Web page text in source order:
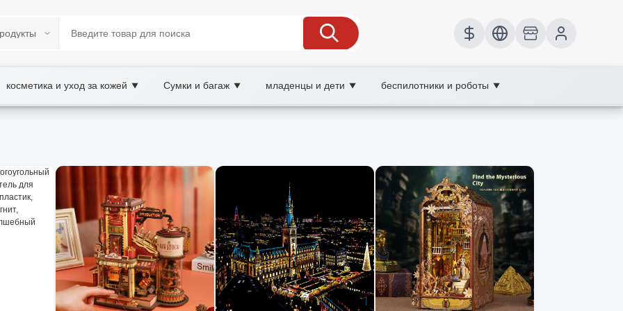
косметика и уход за кожей ▼ Сумки и багаж ▼ младенцы и дети ▼ беспилотники и роботы ▼
безопасные наборы для обучения счёту и конструирования.